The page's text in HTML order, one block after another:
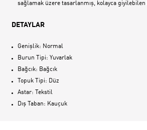
sağlamak üzere tasarlanmış, kolayca giyilebilen
DETAYLAR
Genişlik: Normal
Burun Tipi: Yuvarlak
Bağcık: Bağcık
Topuk Tipi: Düz
Astar: Tekstil
Dış Taban: Kauçuk